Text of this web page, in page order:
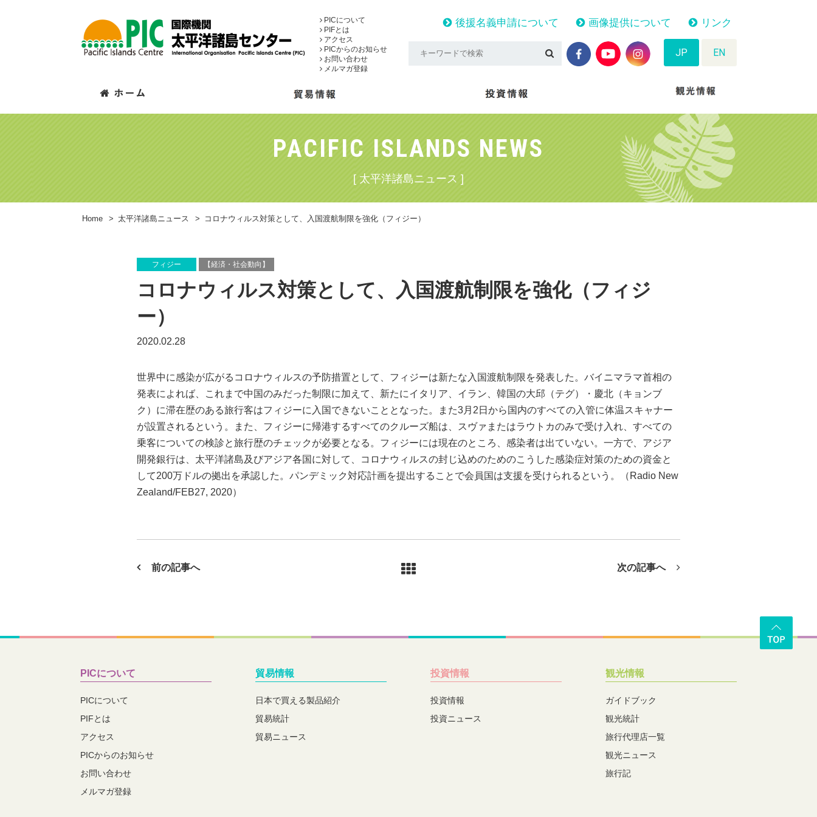
PICについて
PIFとは
アクセス
PICからのお知らせ
お問い合わせ
メルマガ登録
後援名義申請について 画像提供について リンク
JP EN
PACIFIC ISLANDS NEWS
[ 太平洋諸島ニュース ]
Home > 太平洋諸島ニュース > コロナウィルス対策として、入国渡航制限を強化（フィジー）
フィジー 【経済・社会動向】
コロナウィルス対策として、入国渡航制限を強化（フィジ
ー）
2020.02.28
世界中に感染が広がるコロナウィルスの予防措置として、フィジーは新たな入国渡航制限を発表した。バイニマラマ首相の
発表によれば、これまで中国のみだった制限に加えて、新たにイタリア、イラン、韓国の大邱（テグ）・慶北（キョンブ
ク）に滞在歴のある旅行客はフィジーに入国できないこととなった。また3月2日から国内のすべての入管に体温スキャナー
が設置されるという。また、フィジーに帰港するすべてのクルーズ船は、スヴァまたはラウトカのみで受け入れ、すべての
乗客についての検診と旅行歴のチェックが必要となる。フィジーには現在のところ、感染者は出ていない。一方で、アジア
開発銀行は、太平洋諸島及びアジア各国に対して、コロナウィルスの封じ込めのためのこうした感染症対策のための資金と
して200万ドルの拠出を承認した。パンデミック対応計画を提出することで会員国は支援を受けられるという。（Radio New
Zealand/FEB27, 2020）
前の記事へ 次の記事へ
PICについて
PICについて
PIFとは
アクセス
PICからのお知らせ
お問い合わせ
メルマガ登録
貿易情報
日本で買える製品紹介
貿易統計
貿易ニュース
投資情報
投資情報
投資ニュース
観光情報
ガイドブック
観光統計
旅行代理店一覧
観光ニュース
旅行記